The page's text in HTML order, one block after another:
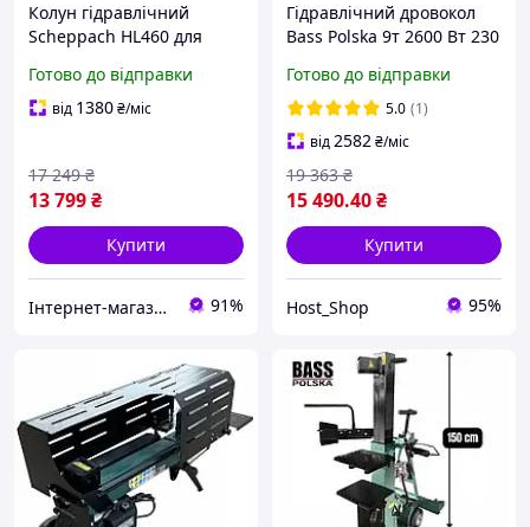
Колун гідравлічний
Scheppach HL460 для
Готово до відправки
від 1380₴/міс
13 799₴
17 249 ₴
Купити
Інтернет-магазин ЕлектроХаус 91%
Гідравлічний дровокол
Bass Polska 9т 2600 Вт 230
горизонтальний колун
для дров
Готово до відправки
5.0 (1)
від2582₴/міс
15 490.40₴
19 363 ₴
Купити
Host_Shop 95%